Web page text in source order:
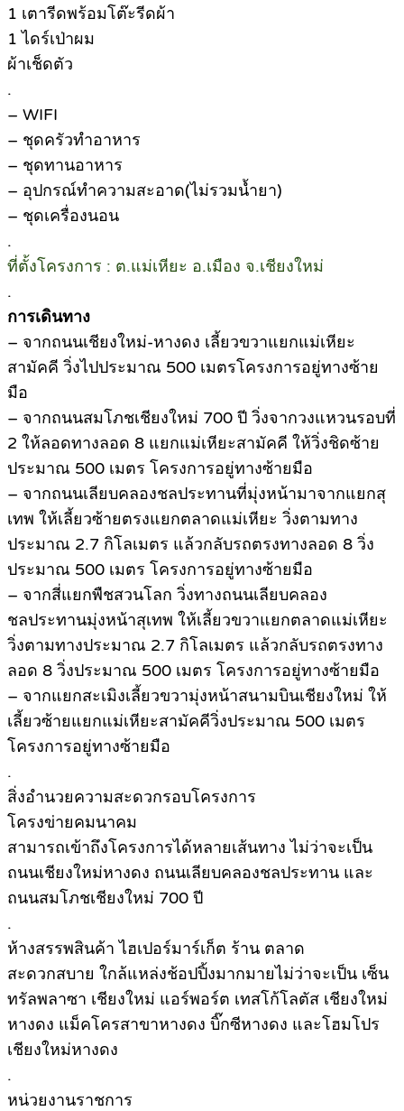
1 เตารีดพร้อมโต๊ะรีดผ้า
1 ไดร์เป่าผม
ผ้าเช็ดตัว
.
– WIFI
– ชุดครัวทำอาหาร
– ชุดทานอาหาร
– อุปกรณ์ทำความสะอาด(ไม่รวมน้ำยา)
– ชุดเครื่องนอน
.
ที่ตั้งโครงการ : ต.แม่เหียะ อ.เมือง จ.เชียงใหม่
.
การเดินทาง
– จากถนนเชียงใหม่-หางดง เลี้ยวขวาแยกแม่เหียะ
สามัคคี วิ่งไปประมาณ 500 เมตรโครงการอยู่ทางซ้าย
มือ
– จากถนนสมโภชเชียงใหม่ 700 ปี วิ่งจากวงแหวนรอบที่
2 ให้ลอดทางลอด 8 แยกแม่เหียะสามัคคี ให้วิ่งชิดซ้าย
ประมาณ 500 เมตร โครงการอยู่ทางซ้ายมือ
– จากถนนเลียบคลองชลประทานที่มุ่งหน้ามาจากแยกสุ
เทพ ให้เลี้ยวซ้ายตรงแยกตลาดแม่เหียะ วิ่งตามทาง
ประมาณ 2.7 กิโลเมตร แล้วกลับรถตรงทางลอด 8 วิ่ง
ประมาณ 500 เมตร โครงการอยู่ทางซ้ายมือ
– จากสี่แยกพืชสวนโลก วิ่งทางถนนเลียบคลอง
ชลประทานมุ่งหน้าสุเทพ ให้เลี้ยวขวาแยกตลาดแม่เหียะ
วิ่งตามทางประมาณ 2.7 กิโลเมตร แล้วกลับรถตรงทาง
ลอด 8 วิ่งประมาณ 500 เมตร โครงการอยู่ทางซ้ายมือ
– จากแยกสะเมิงเลี้ยวขวามุ่งหน้าสนามบินเชียงใหม่ ให้
เลี้ยวซ้ายแยกแม่เหียะสามัคคีวิ่งประมาณ 500 เมตร
โครงการอยู่ทางซ้ายมือ
.
สิ่งอำนวยความสะดวกรอบโครงการ
โครงข่ายคมนาคม
สามารถเข้าถึงโครงการได้หลายเส้นทาง ไม่ว่าจะเป็น
ถนนเชียงใหม่หางดง ถนนเลียบคลองชลประทาน และ
ถนนสมโภชเชียงใหม่ 700 ปี
.
ห้างสรรพสินค้า ไฮเปอร์มาร์เก็ต ร้าน ตลาด
สะดวกสบาย ใกล้แหล่งช้อปปิ้งมากมายไม่ว่าจะเป็น เซ็น
ทรัลพลาซา เชียงใหม่ แอร์พอร์ต เทสโก้โลตัส เชียงใหม่
หางดง แม็คโครสาขาหางดง บิ๊กซีหางดง และโฮมโปร
เชียงใหม่หางดง
.
หน่วยงานราชการ